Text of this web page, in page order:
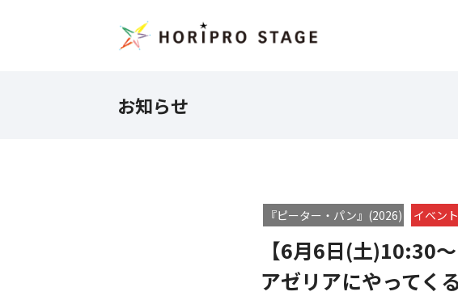
お知らせ
『ピーター・パン』(2026) イベント
【6月6日(土)10:30
アゼリアにやってく